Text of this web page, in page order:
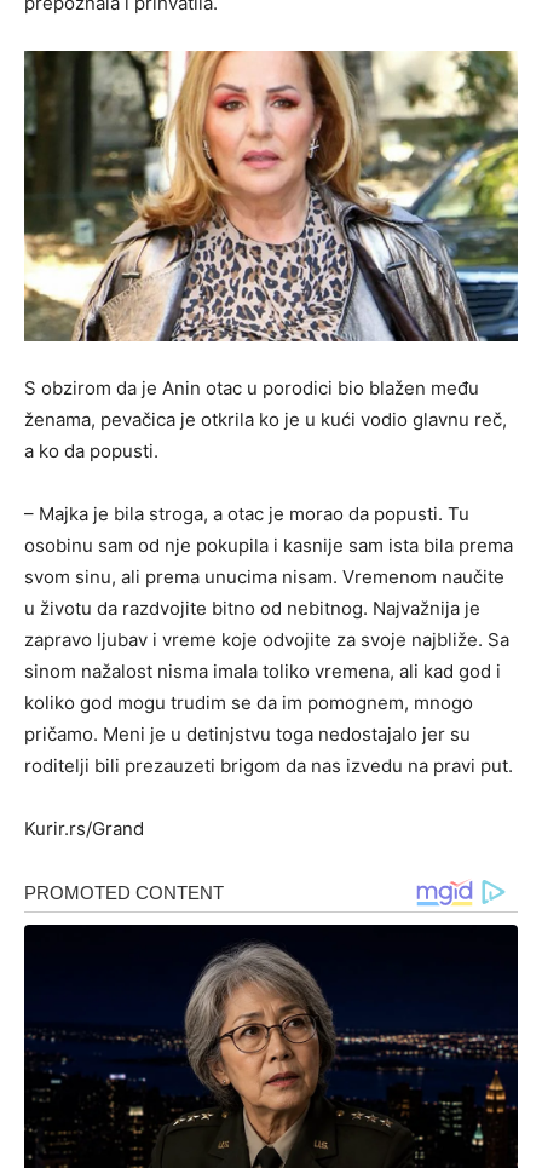
S obzirom da je Anin otac u porodici bio blažen među
ženama, pevačica je otkrila ko je u kući vodio glavnu reč,
a ko da popusti.
– Majka je bila stroga, a otac je morao da popusti. Tu
osobinu sam od nje pokupila i kasnije sam ista bila prema
svom sinu, ali prema unucima nisam. Vremenom naučite
u životu da razdvojite bitno od nebitnog. Najvažnija je
zapravo ljubav i vreme koje odvojite za svoje najbliže. Sa
sinom nažalost nisma imala toliko vremena, ali kad god i
koliko god mogu trudim se da im pomognem, mnogo
pričamo. Meni je u detinjstvu toga nedostajalo jer su
roditelji bili prezauzeti brigom da nas izvedu na pravi put.
Kurir.rs/Grand